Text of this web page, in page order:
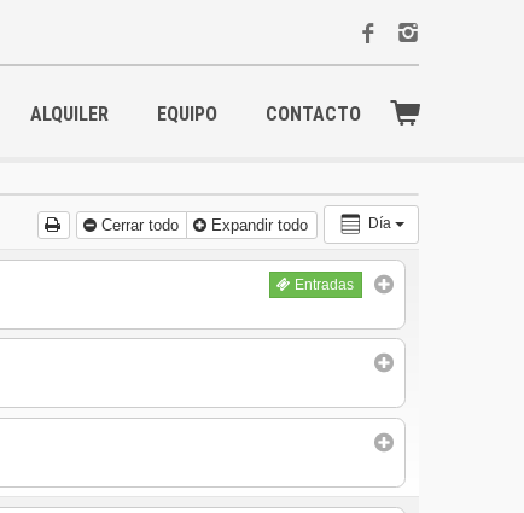
ALQUILER EQUIPO CONTACTO
Día
Cerrar todo Expandir todo
Entradas